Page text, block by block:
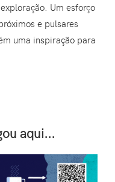
Um esforço
e pulsares
uma inspiração para
aqui...